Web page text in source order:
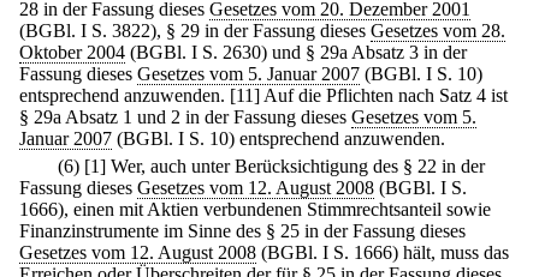
28 in der Fassung dieses Gesetzes vom 20. Dezember 2001
(BGBl. I S. 3822), § 29 in der Fassung dieses Gesetzes vom 28.
Oktober 2004 (BGBl. I S. 2630) und § 29a Absatz 3 in der
Fassung dieses Gesetzes vom 5. Januar 2007 (BGBl. I S. 10)
entsprechend anzuwenden. [11] Auf die Pflichten nach Satz 4 ist
§ 29a Absatz 1 und 2 in der Fassung dieses Gesetzes vom 5.
Januar 2007 (BGBl. I S. 10) entsprechend anzuwenden.
(6) [1] Wer, auch unter Berücksichtigung des § 22 in der
Fassung dieses Gesetzes vom 12. August 2008 (BGBl. I S.
1666), einen mit Aktien verbundenen Stimmrechtsanteil sowie
Finanzinstrumente im Sinne des § 25 in der Fassung dieses
Gesetzes vom 12. August 2008 (BGBl. I S. 1666) hält, muss das